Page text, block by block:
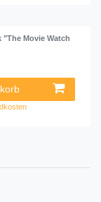
"The Movie Watch